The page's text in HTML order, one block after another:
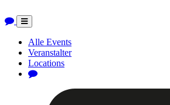
Toggle
navigation
Alle Events
Veranstalter
Locations